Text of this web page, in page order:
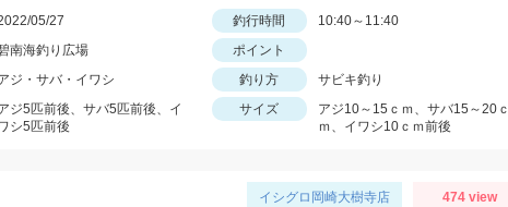
05/27 釣行時間
10:40～11:40
南海釣り広場
ポイント
ジ・サバ・イワシ 釣り方
サビキ釣り
ジ5匹前後、サバ5匹前後、イ
シ5匹前後
サイズ
アジ10～15ｃｍ、サバ15～20ｃ
ｍ、イワシ10ｃｍ前後
イシグロ岡崎大樹寺店 474 view